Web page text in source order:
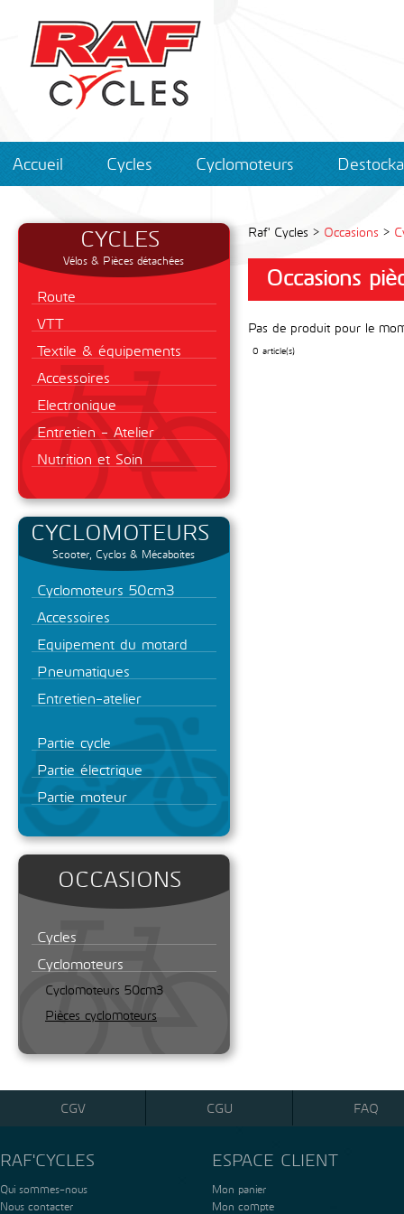
Accueil Cycles Cyclomoteurs
CYCLES
Vélos & Pièces détachées
Route
VTT
Textile & équipements
Accessoires
Electronique
Entretien - Atelier
Nutrition et Soin
CYCLOMOTEURS
Scooter, Cyclos & Mécaboites
Cyclomoteurs 50cm3
Accessoires
Equipement du motard
Pneumatiques
Entretien-atelier
Partie cycle
Partie électrique
Partie moteur
OCCASIONS
Cycles
Cyclomoteurs
Cyclomoteurs 50cm3
Pièces cyclomoteurs
Raf' Cycles > Occasions >
Occasions
Pas de produit pour le
0 article(s)
CGV CGU FAQ
RAF'CYCLES
sommes-nous
contacter
ESPACE CLIENT
Mon panier
Mon compte